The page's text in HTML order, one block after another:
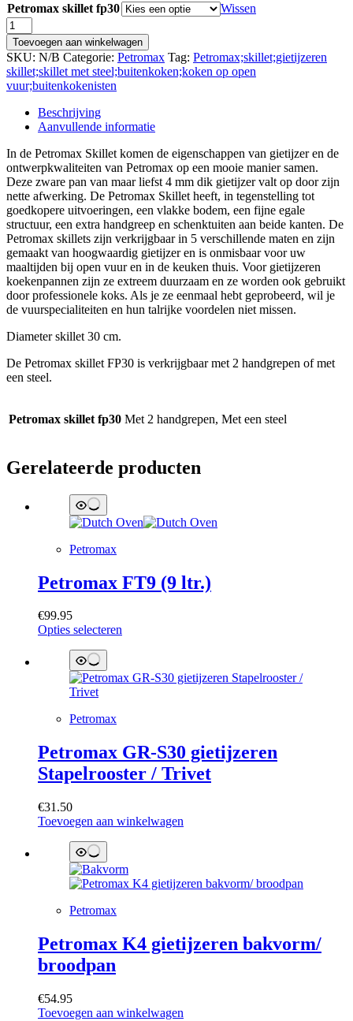
Petromax skillet fp30
Wissen
Petromax
skillet
FP30
aantal
Toevoegen aan winkelwagen
SKU: N/B Categorie: Petromax Tag: Petromax;skillet;gietijzeren
skillet;skillet met steel;buitenkoken;koken op open
vuur;buitenkokenisten
Beschrijving
Aanvullende informatie
In de Petromax Skillet komen de eigenschappen van gietijzer en de
ontwerpkwaliteiten van Petromax op een mooie manier samen.
Deze zware pan van maar liefst 4 mm dik gietijzer valt op door zijn
nette afwerking. De Petromax Skillet heeft, in tegenstelling tot
goedkopere uitvoeringen, een vlakke bodem, een fijne egale
structuur, een extra handgreep en schenktuiten aan beide kanten. De
Petromax skillets zijn verkrijgbaar in 5 verschillende maten en zijn
gemaakt van hoogwaardig gietijzer en is onmisbaar voor uw
maaltijden bij open vuur en in de keuken thuis. Voor gietijzeren
koekenpannen zijn ze extreem duurzaam en ze worden ook gebruikt
door professionele koks. Als je ze eenmaal hebt geprobeerd, wil je
de vuurspecialiteiten en hun talrijke voordelen niet missen.
Diameter skillet 30 cm.
De Petromax skillet FP30 is verkrijgbaar met 2 handgrepen of met
een steel.
Petromax skillet fp30 Met 2 handgrepen, Met een steel
Gerelateerde producten
Petromax
Petromax FT9 (9 ltr.)
€99.95
Opties selecteren
meerdere
variaties.
gekozen
worden
op
de
Petromax
Petromax GR-S30 gietijzeren
Stapelrooster / Trivet
€31.50
Toevoegen aan winkelwagen
Petromax
Petromax K4 gietijzeren bakvorm/
broodpan
€54.95
Toevoegen aan winkelwagen